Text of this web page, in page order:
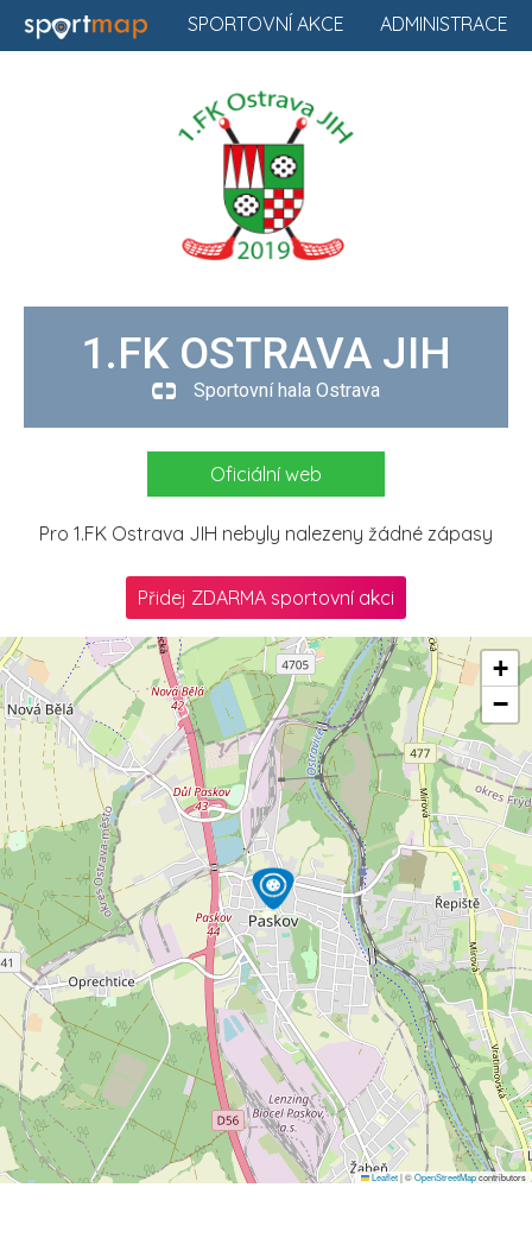
ADMINISTRACE
SPORTOVNÍ AKCE
1.FK OSTRAVA JIH
Sportovní hala Ostrava
Oficiální web
Pro 1.FK Ostrava JIH nebyly nalezeny žádné zápasy
Přidej ZDARMA sportovní akci
+
−
Leaflet|©OpenStreetMapcontributors